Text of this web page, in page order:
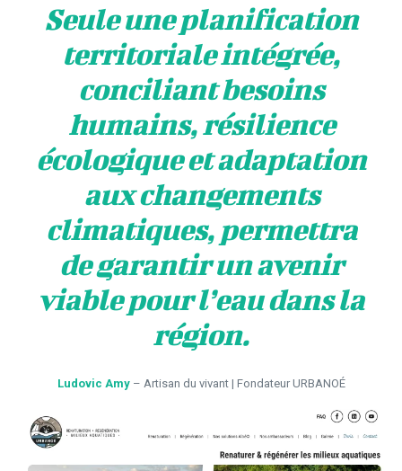
Seule une planification
territoriale intégrée,
conciliant besoins
humains, résilience
écologique et adaptation
aux changements
climatiques, permettra
de garantir un avenir
viable pour l’eau dans la
région.
Ludovic Amy– Artisan du vivant | Fondateur URBANOÉ